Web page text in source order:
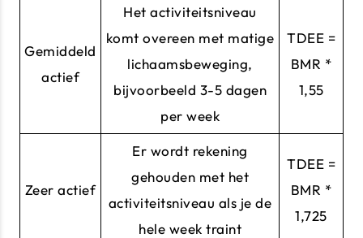
Gemiddeld
actief
Het activiteitsniveau
komt overeen met matige
lichaamsbeweging,
bijvoorbeeld 3-5 dagen
per week
TDEE =
BMR *
1,55
Zeer actief
Er wordt rekening
gehouden met het
activiteitsniveau als je de
hele week traint
TDEE =
BMR *
1,725